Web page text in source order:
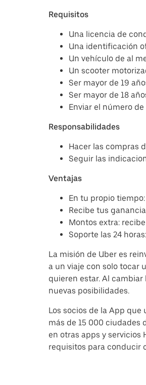
Requisitos
Una licencia de
Una identificación
Un vehículo de al
Un scooter
Ser mayor de 19
Ser mayor de 18
Enviar el número
Responsabilidades
Hacer las compras
Seguir las
Ventajas
En tu propio
Recibe tus
Montos extra:
Soporte las 24
La misión de Uber es
a un viaje con solo tocar
quieren estar. Al
nuevas posibilidades.
Los socios de la App
más de 15 000 ciudades
en otras apps y servicios
requisitos para conducir